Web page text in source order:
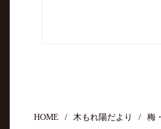
HOME 木もれ陽だより 梅